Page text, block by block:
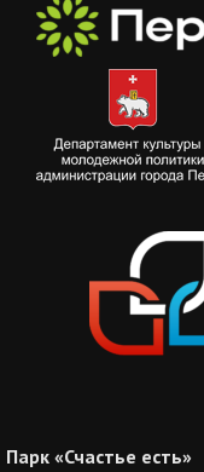
Парк «Счастье есть»